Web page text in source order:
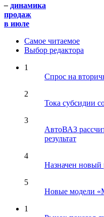
– динамика
продаж
в июле
Самое читаемое
Выбор редактора
1
Спрос на
2
Тока субсидии
3
АвтоВАЗ
результат
4
Назначен новый
5
Новые модели
1